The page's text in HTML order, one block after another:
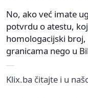
No, ako već imate
potvrdu o atestu,
homologacijski
granicama nego u
Klix.ba čitajte i u